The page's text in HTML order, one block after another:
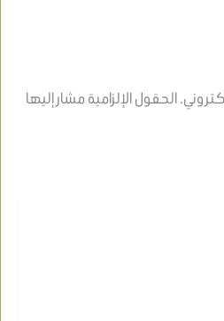
الحقول الإلزامية مشار إليها